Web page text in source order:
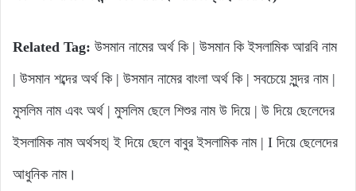
Related Tag: উসমান নামের অর্থ কি | উসমান কি ইসলামিক আরবি নাম
| উসমান শব্দের অর্থ কি | উসমান নামের বাংলা অর্থ কি | সবচেয়ে সুন্দর নাম |
মুসলিম নাম এবং অর্থ | মুসলিম ছেলে শিশুর নাম উ দিয়ে | উ দিয়ে ছেলেদের
ইসলামিক নাম অর্থসহ| ই দিয়ে ছেলে বাবুর ইসলামিক নাম | I দিয়ে ছেলেদের
আধুনিক নাম।